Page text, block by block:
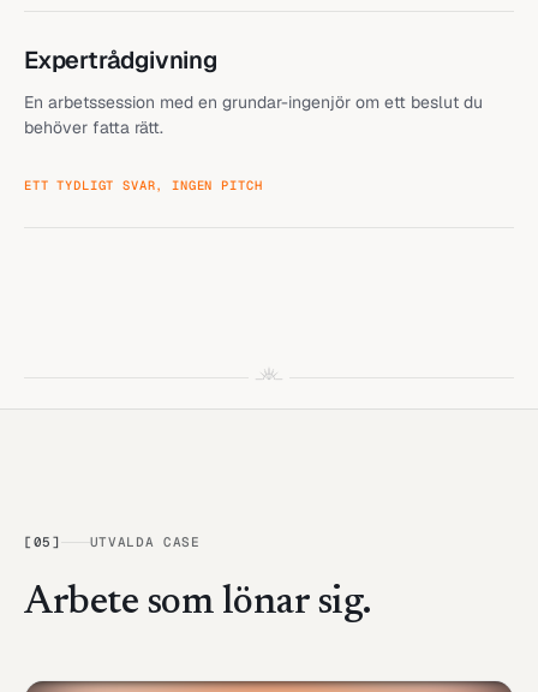
Expertrådgivning
En arbetssession med en grundar-ingenjör om ett beslut du
behöver fatta rätt.
ETT TYDLIGT SVAR, INGEN PITCH
[ 05 ] UTVALDA CASE
Arbete som lönar sig.